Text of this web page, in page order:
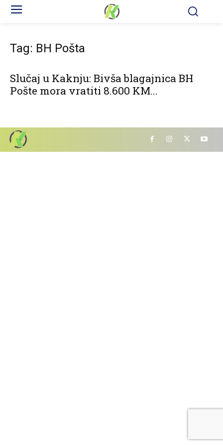
Tag: BH Pošta
Slučaj u Kaknju: Bivša blagajnica BH
Pošte mora vratiti 8.600 KM...